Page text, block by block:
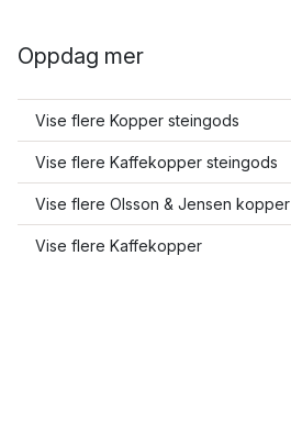
Oppdag mer
Vise flere Kopper steingods
Vise flere Kaffekopper steingods
Vise flere Olsson & Jensen kopper
Vise flere Kaffekopper